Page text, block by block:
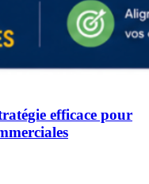
efficace pour